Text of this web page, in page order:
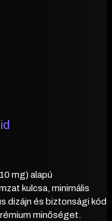
mg) alapú
kulcsa, minimális
dizájn és biztonsági kód
minőséget.